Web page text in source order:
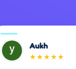
Aukh
★ ★ ★ ★ ★